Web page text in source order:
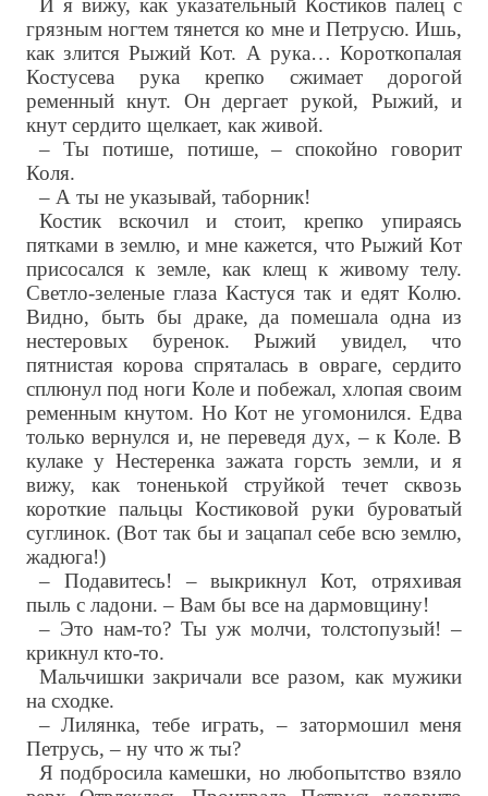
грязным ногтем тянется ко мне и Петрусю. Ишь,
как злится Рыжий Кот. А рука… Короткопалая
Костусева рука крепко сжимает дорогой
ременный кнут. Он дергает рукой, Рыжий, и
кнут сердито щелкает, как живой.
– Ты потише, потише, – спокойно говорит
Коля.
– А ты не указывай, таборник!
Костик вскочил и стоит, крепко упираясь
пятками в землю, и мне кажется, что Рыжий Кот
присосался к земле, как клещ к живому телу.
Светло-зеленые глаза Кастуся так и едят Колю.
Видно, быть бы драке, да помешала одна из
нестеровых буренок. Рыжий увидел, что
пятнистая корова спряталась в овраге, сердито
сплюнул под ноги Коле и побежал, хлопая своим
ременным кнутом. Но Кот не угомонился. Едва
только вернулся и, не переведя дух, – к Коле. В
кулаке у Нестеренка зажата горсть земли, и я
вижу, как тоненькой струйкой течет сквозь
короткие пальцы Костиковой руки буроватый
суглинок. (Вот так бы и зацапал себе всю землю,
жадюга!)
– Подавитесь! – выкрикнул Кот, отряхивая
пыль с ладони. – Вам бы все на дармовщину!
– Это нам-то? Ты уж молчи, толстопузый! –
крикнул кто-то.
Мальчишки закричали все разом, как мужики
на сходке.
– Лилянка, тебе играть, – затормошил меня
Петрусь, – ну что ж ты?
Я подбросила камешки, но любопытство взяло